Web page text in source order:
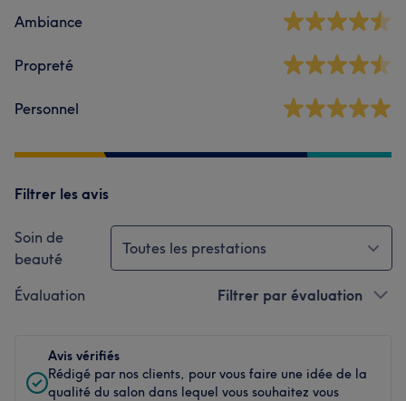
Ambiance
Propreté
Personnel
Filtrer les avis
Soin de
beauté
Toutes les prestations
Évaluation Filtrer par évaluation
Avis vérifiés
Rédigé par nos clients, pour vous faire une idée de la
qualité du salon dans lequel vous souhaitez vous